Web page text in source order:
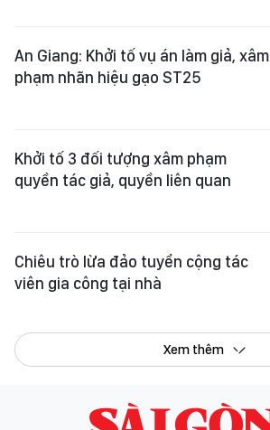
An Giang: Khởi tố vụ án làm giả, xâm
phạm nhãn hiệu gạo ST25
Khởi tố 3 đối tượng xâm phạm
quyền tác giả, quyền liên quan
Chiêu trò lừa đảo tuyển cộng tác
viên gia công tại nhà
Xem thêm